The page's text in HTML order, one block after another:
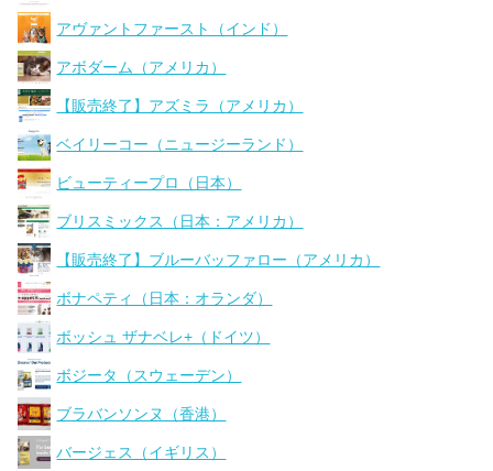
アヴァントファースト（インド）
アボダーム（アメリカ）
【販売終了】アズミラ（アメリカ）
ベイリーコー（ニュージーランド）
ビューティープロ（日本）
ブリスミックス（日本：アメリカ）
【販売終了】ブルーバッファロー（アメリカ）
ボナペティ（日本：オランダ）
ボッシュ ザナベレ+（ドイツ）
ボジータ（スウェーデン）
ブラバンソンヌ（香港）
バージェス（イギリス）